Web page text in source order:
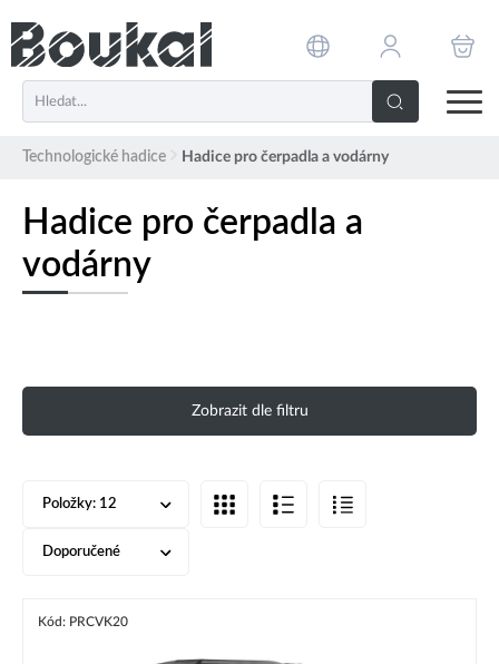
Technologické hadice Hadice pro čerpadla a vodárny
Hadice pro čerpadla a
vodárny
Zobrazit dle filtru
Položky: 12
Doporučené
Kód: PRCVK20